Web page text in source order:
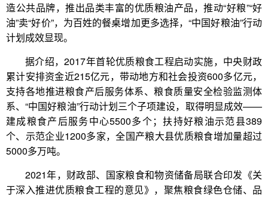
造公共品牌，推出品类丰富的优质粮油产品，推动“好粮”“好
油”卖“好价”，为百姓的餐桌增加更多选择，“中国好粮油”行动
计划成效显现。
据介绍，2017年首轮优质粮食工程启动实施，中央财政
累计安排资金近215亿元，带动地方和社会投资600多亿元，
支持各地推进粮食产后服务体系、粮食质量安全检验监测体
系、“中国好粮油”行动计划三个子项建设，取得明显成效——
建成粮食产后服务中心5500多个；扶持好粮油示范县389
个、示范企业1200多家，全国产粮大县优质粮食增加量超过
5000多万吨。
2021年，财政部、国家粮食和物资储备局联合印发《关
于深入推进优质粮食工程的意见》，聚焦粮食绿色仓储、品